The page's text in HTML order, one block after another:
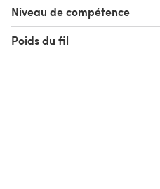
Niveau de compétence
Poids du fil